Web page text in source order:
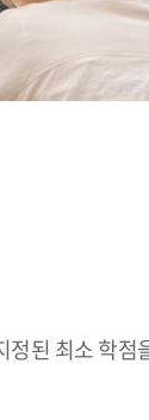
된 최소 학점